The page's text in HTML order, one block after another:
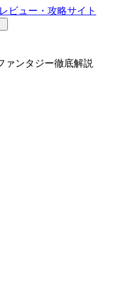
ァンタジー徹底解説